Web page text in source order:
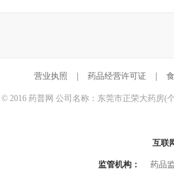
营业执照 药品经营许可证
© 2016 药普网 公司名称：东莞市正荣大药房(
互联
监管机构： 药品